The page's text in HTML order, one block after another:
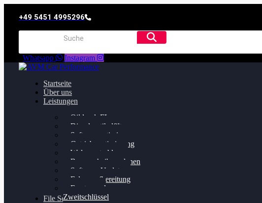
+49 5451 4995296
Whatsapp Instagram
Startseite
Über uns
Leistungen
Oildruck FIx
Dieselpartikelfilter
Softwareoptimierung
Getriebeoptimierung
Walnussstrahlen
Bremsscheiben planen
Software Update
Felgenaufbereitung
Ersatz- und
Zweitschlüssel
File Service